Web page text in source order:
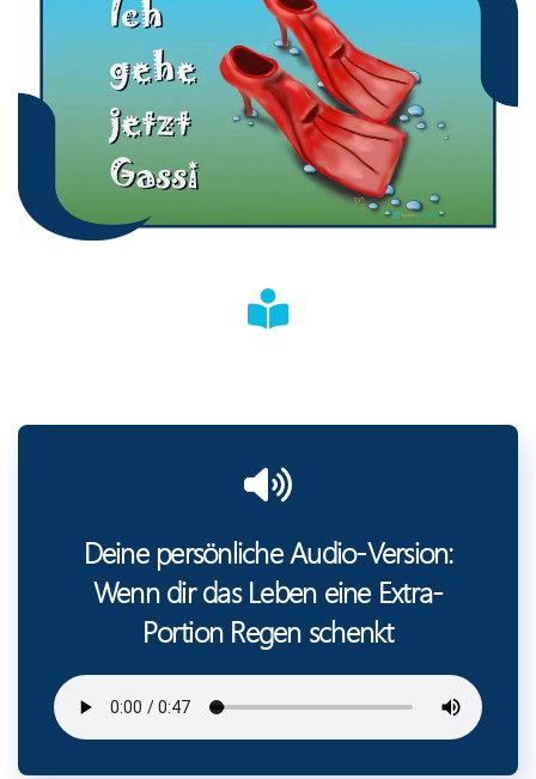
Deine persönliche Audio-Version:
Wenn dir das Leben eine Extra-
Portion Regen schenkt